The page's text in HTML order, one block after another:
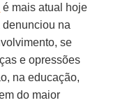
é mais atual hoje
denunciou na
se
e opressões
na educação,
do maior